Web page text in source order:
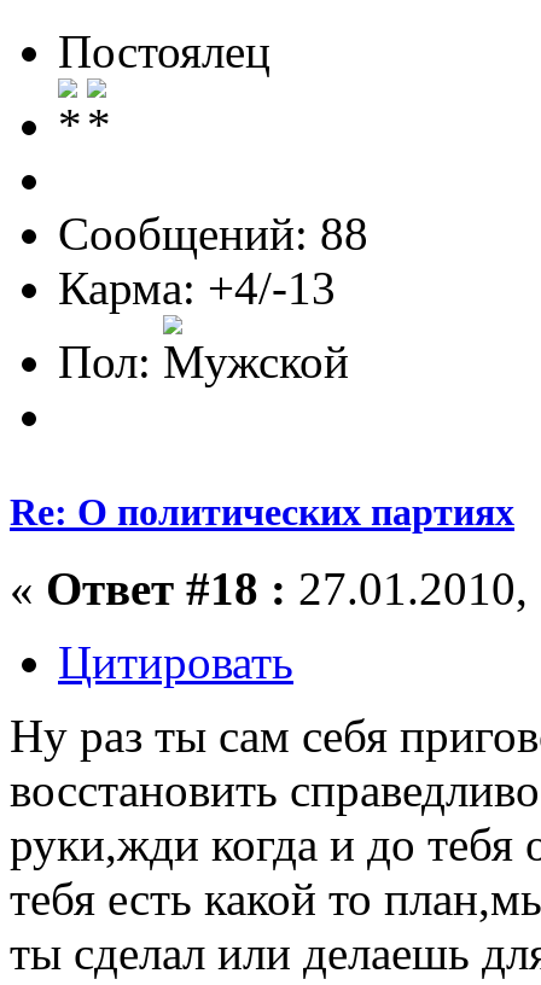
Постоялец
Сообщений: 88
Карма: +4/-13
Пол:
Re: О политических партиях
« Ответ #18 :
Цитировать
Ну раз ты сам себя
восстановить
руки,жди когда и до тебя
тебя есть какой то
ты сделал или делаешь